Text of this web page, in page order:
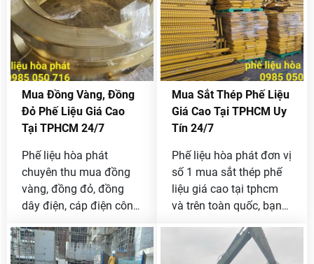
050 716để báo giá tốt
nhất thị trường .
Mua Đồng Vàng, Đồng
Đỏ Phế Liệu Giá Cao
Tại TPHCM 24/7
Phế liệu hòa phát
chuyên thu mua đồng
vàng, đồng đỏ, đồng
dây điện, cáp điện công
và các tỉnh lân cận, bạn
đang có đồng phế liệu
Mua Sắt Thép Phế Liệu
Giá Cao Tại TPHCM Uy
Tín 24/7
Phế liệu hòa phát đơn vị
số 1 mua sắt thép phế
liệu giá cao tại tphcm
và trên toàn quốc, bạn
thép cần bán liên hệ
ngay với chúng tôi qua